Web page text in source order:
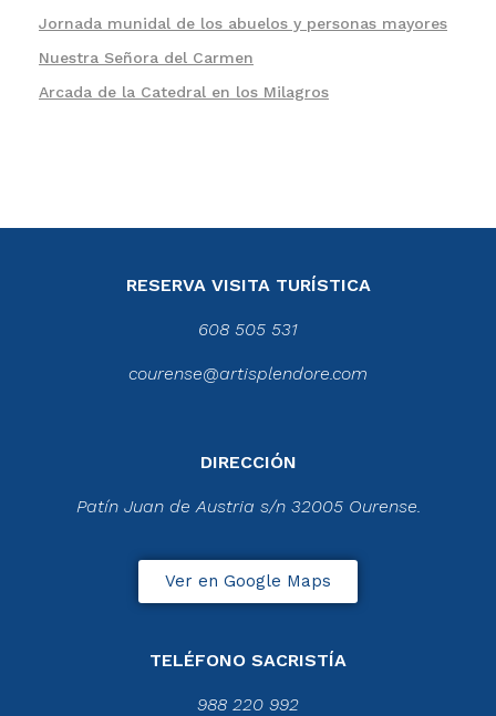
Jornada munidal de los abuelos y personas mayores
Nuestra Señora del Carmen
Arcada de la Catedral en los Milagros
RESERVA VISITA TURÍSTICA
608 505 531
courense@artisplendore.com
DIRECCIÓN
Patín Juan de Austria s/n 32005 Ourense.
Ver en Google Maps
TELÉFONO SACRISTÍA
988 220 992